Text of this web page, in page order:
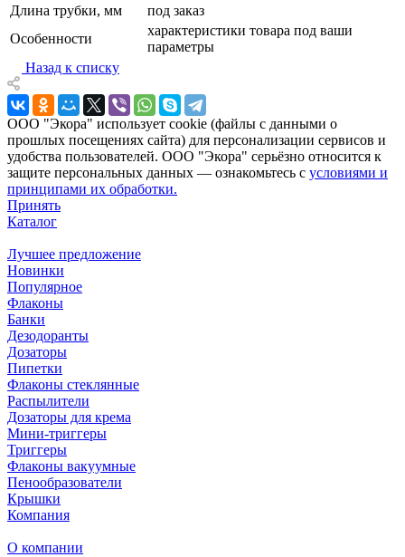
Длина трубки, мм
под заказ
Особенности
характеристики товара под ваши
параметры
Назад к списку
ООО "Экора" использует cookie (файлы с данными о
прошлых посещениях сайта) для персонализации сервисов и
удобства пользователей. ООО "Экора" серьёзно относится к
защите персональных данных — ознакомьтесь с условиями и
принципами их обработки.
Принять
Каталог
Лучшее предложение
Новинки
Популярное
Флаконы
Банки
Дезодоранты
Дозаторы
Пипетки
Флаконы стеклянные
Распылители
Дозаторы для крема
Мини-триггеры
Триггеры
Флаконы вакуумные
Пенообразователи
Крышки
Компания
О компании